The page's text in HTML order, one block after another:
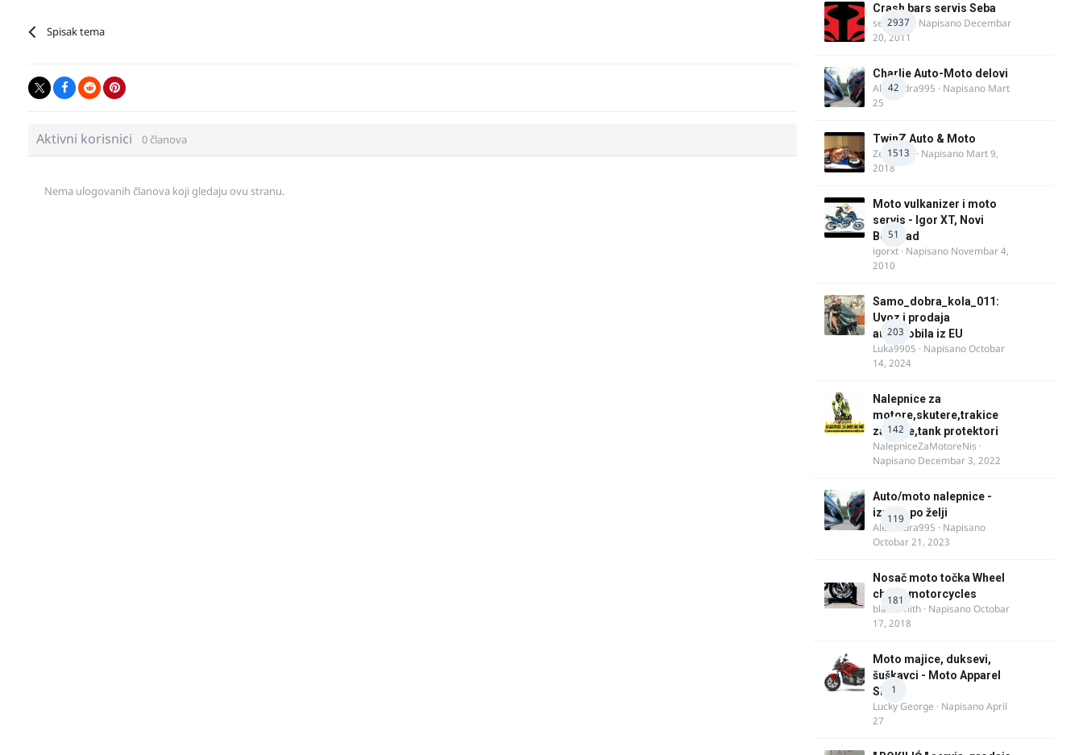
Spisak tema
Aktivni korisnici 0 članova
Nema ulogovanih članova koji gledaju ovu stranu.
2937
Crash bars servis Seba
seba011 · Napisano Decembar
20, 2011
42
Charlie Auto-Moto delovi
Alexandra995 · Napisano Mart
25
1513
TwinZ Auto & Moto
Zeljkamp · Napisano Mart 9,
2018
51
Moto vulkanizer i moto
servis - Igor XT, Novi
Beograd
igorxt · Napisano Novembar 4,
2010
203
Samo_dobra_kola_011:
Uvoz i prodaja
automobila iz EU
Luka9905 · NapisanoOctobar
14, 2024
142
Nalepnice za
motore,skutere,trakice
za felne,tank protektori
NalepniceZaMotoreNis ·
Napisano Decembar 3, 2022
119
Auto/moto nalepnice -
izrada po želji
Alexandra995 · Napisano
Octobar 21, 2023
181
Nosač moto točka Wheel
chock motorcycles
blacksmith · NapisanoOctobar
17, 2018
1
Moto majice, duksevi,
šuškavci - Moto Apparel
SRB
Lucky George · NapisanoApril
27